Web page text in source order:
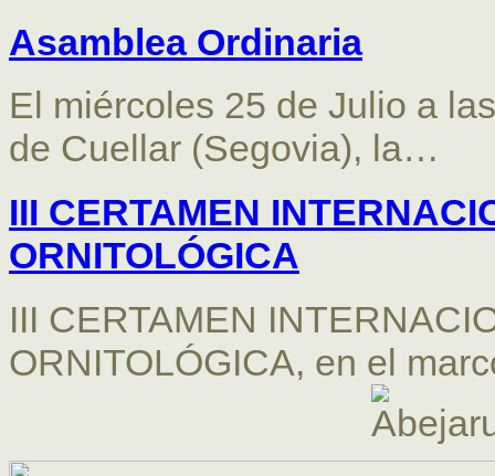
Asamblea Ordinaria
El miércoles 25 de Julio a
de Cuellar (Segovia), la…
III CERTAMEN
ORNITOLÓGICA
III CERTAMEN
ORNITOLÓGICA, en el